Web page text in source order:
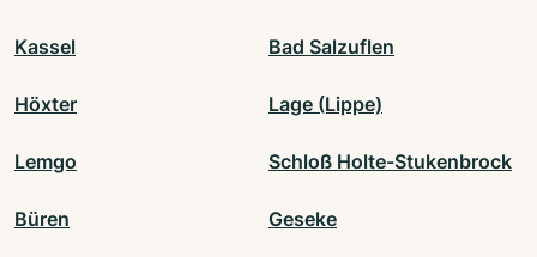
Kassel Bad Salzuflen
Höxter Lage (Lippe)
Lemgo Schloß Holte-Stukenbrock
Büren Geseke